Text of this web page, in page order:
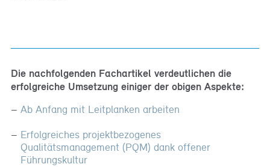
Die nachfolgenden Fachartikel verdeutlichen die
erfolgreiche Umsetzung einiger der obigen Aspekte:
Ab Anfang mit Leitplanken arbeiten
Erfolgreiches projektbezogenes
Qualitätsmanagement (PQM) dank offener
Führungskultur